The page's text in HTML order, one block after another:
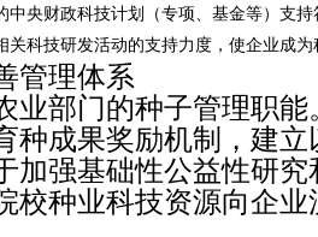
中央财政科技计划（专项、基金等）支
关科技研发活动的支持力度，使企业成
管理体系
业部门的种子管理职
种成果奖励机制，建
加强基础性公益性研
校种业科技资源向企